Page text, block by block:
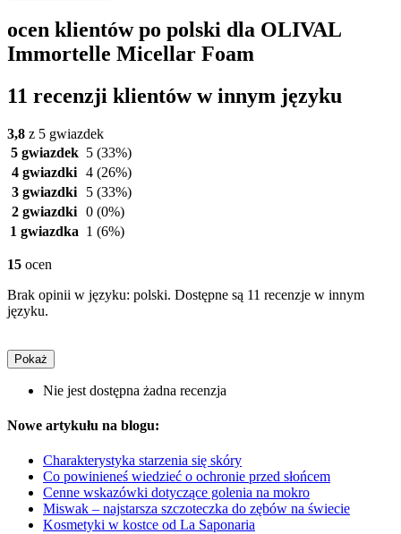
ocen klientów po polski dla OLIVAL
Immortelle Micellar Foam
11 recenzji klientów w innym języku
3,8 z 5 gwiazdek
5 gwiazdek 5 (33%)
4 gwiazdki 4 (26%)
3 gwiazdki
5 (33%)
2 gwiazdki 0 (0%)
1 gwiazdka 1 (6%)
15 ocen
Brak opinii w języku: polski. Dostępne są 11 recenzje w innym
języku.
Pokaż
Nie jest dostępna żadna recenzja
Nowe artykułu na blogu:
Charakterystyka starzenia się skóry
Co powinieneś wiedzieć o ochronie przed słońcem
Cenne wskazówki dotyczące golenia na mokro
Miswak – najstarsza szczoteczka do zębów na świecie
Kosmetyki w kostce od La Saponaria